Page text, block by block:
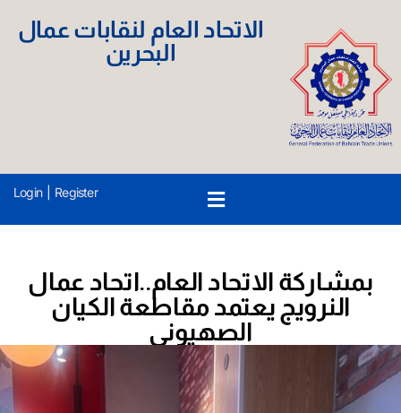
الاتحاد العام لنقابات عمال
البحرين
Login Register
بمشاركة الاتحاد العام..اتحاد عمال
النرويج يعتمد مقاطعة الكيان
الصهيوني